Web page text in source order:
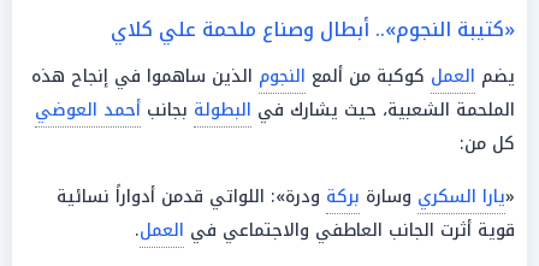
«كتيبة النجوم».. أبطال وصناع ملحمة علي كلاي
يضم العمل كوكبة من ألمع النجوم الذين ساهموا في إنجاح هذه
الملحمة الشعبية، حيث يشارك في البطولة بجانب أحمد العوضي
كل من:
«يارا السكري وسارة بركة ودرة»: اللواتي قدمن أدواراً نسائية
قوية أثرت الجانب العاطفي والاجتماعي في العمل.